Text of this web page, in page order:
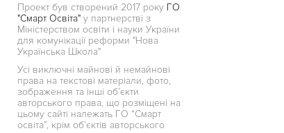
Проект був створений 2017 року ГО
"Смарт Освіта" у партнерстві з
Міністерством освіти і науки України
для комунікації реформи "Нова
Українська Школа"
Усі виключні майнові й немайнові
права на текстові матеріали, фото,
зображення та інші об’єкти
авторського права, що розміщені на
цьому сайті належать ГО “Смарт
освіта”, крім об’єктів авторського